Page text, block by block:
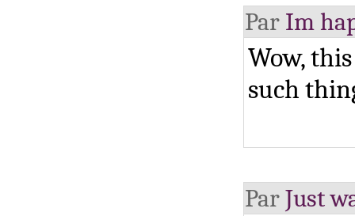
Par Im
Wow,
such
ParJust